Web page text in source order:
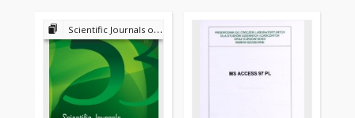
Scientific Journals of the Maritime University of Szczecin